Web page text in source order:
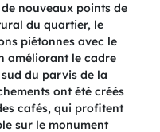
nouveaux points de
du quartier, le
piétonnes avec le
améliorant le cadre
du parvis de la
ont été créés
cafés, qui profitent
sur le monument